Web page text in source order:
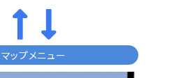
マップメニュー